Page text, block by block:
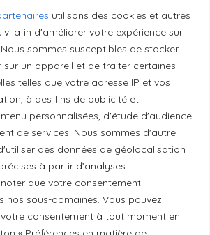
utilisons des cookies et autres
afin d'améliorer votre expérience sur
sommes susceptibles de stocker
un appareil et de traiter certaines
telles que votre adresse IP et vos
à des fins de publicité et
personnalisées, d'étude d'audience
de services. Nous sommes d'autre
des données de géolocalisation
à partir d’analyses
que votre consentement
nos sous-domaines. Vous pouvez
consentement à tout moment en